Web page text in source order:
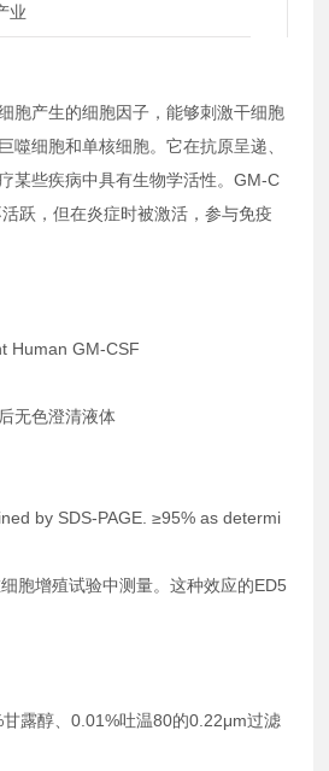
业
胞产生的细胞因子，能够刺激干细胞
噬细胞和单核细胞。它在抗原呈递、
某些疾病中具有生物学活性。GM-C
跃，但在炎症时被激活，参与免疫
Human GM-CSF
无色澄清液体
by SDS-PAGE. ≥95% as determi
胞增殖试验中测量。这种效应的ED5
露醇、0.01%吐温80的0.22μm过滤